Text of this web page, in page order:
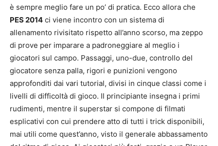
è sempre meglio fare un po’ di pratica. Ecco allora che
PES 2014 ci viene incontro con un sistema di
allenamento rivisitato rispetto all’anno scorso, ma zeppo
di prove per imparare a padroneggiare al meglio i
giocatori sul campo. Passaggi, uno-due, controllo del
giocatore senza palla, rigori e punizioni vengono
approfonditi dai vari tutorial, divisi in cinque classi come i
livelli di difficoltà di gioco. Il principiante insegna i primi
rudimenti, mentre il superstar si compone di filmati
esplicativi con cui prendere atto di tutti i trick disponibili,
mai utili come quest’anno, visto il generale abbassamento